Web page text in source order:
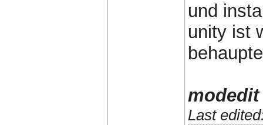
und
unity ist
modedit
Last